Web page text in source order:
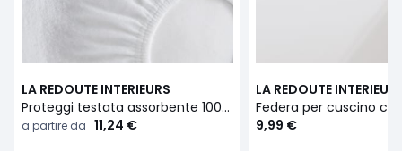
LA REDOUTE INTERIEURS
Proteggi testata assorbente 100% cotone
a partire da 11,24 €
LA REDOUTE
9,99 €